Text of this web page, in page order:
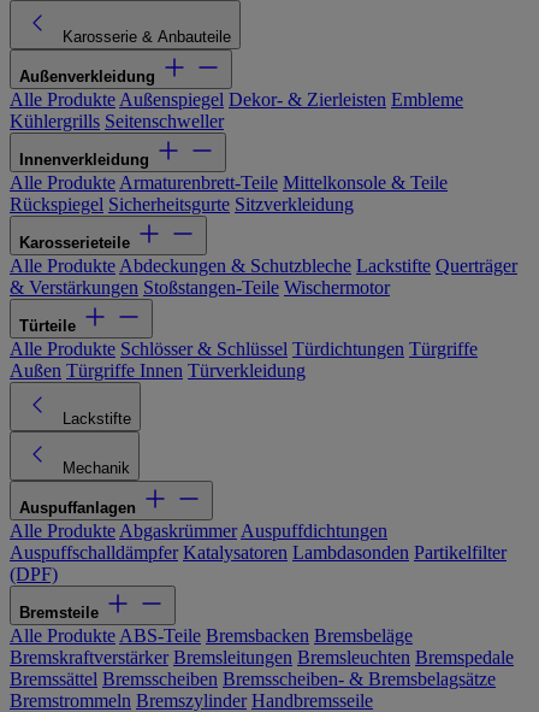
Karosserie & Anbauteile
Außenverkleidung
Alle Produkte Außenspiegel Dekor- & Zierleisten Embleme
Kühlergrills Seitenschweller
Innenverkleidung
Alle Produkte Armaturenbrett-Teile Mittelkonsole & Teile
Rückspiegel Sicherheitsgurte Sitzverkleidung
Karosserieteile
Alle Produkte Abdeckungen & Schutzbleche Lackstifte Querträger
& Verstärkungen Stoßstangen-Teile Wischermotor
Türteile
Alle Produkte Schlösser & Schlüssel Türdichtungen Türgriffe
Außen Türgriffe Innen Türverkleidung
Lackstifte
Mechanik
Auspuffanlagen
Alle Produkte Abgaskrümmer Auspuffdichtungen
Auspuffschalldämpfer Katalysatoren Lambdasonden Partikelfilter
(DPF)
Bremsteile
Alle Produkte ABS-Teile Bremsbacken Bremsbeläge
Bremskraftverstärker Bremsleitungen Bremsleuchten Bremspedale
Bremssättel Bremsscheiben Bremsscheiben- & Bremsbelagsätze
Bremstrommeln Bremszylinder Handbremsseile